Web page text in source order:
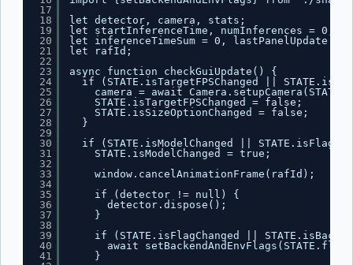
17
18
19
20
21
22
23
24
25
26
27
28
29
30
31
32
33
34
35
36
37
38
39
40
41
let detector, camera, stats;
let startInferenceTime, numInferences = 0;
let inferenceTimeSum = 0, lastPanelUpdate =
let rafId;
async function checkGuiUpdate() {
if (STATE.isTargetFPSChanged ||
camera = await
STATE.isTargetFPSChanged = false;
STATE.isSizeOptionChanged = false;
}
if (STATE.isModelChanged ||
STATE.isModelChanged = true;
window.cancelAnimationFrame(rafId);
if (detector != null) {
detector.dispose();
}
if (STATE.isFlagChanged ||
await
}